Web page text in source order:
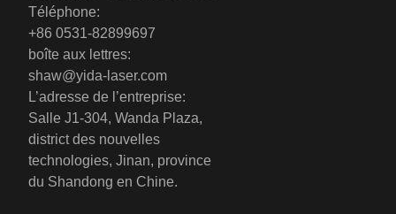
Téléphone:
+86 0531-82899697
boîte aux lettres:
shaw@yida-laser.com
L’adresse de l’entreprise:
Salle J1-304, Wanda Plaza,
district des nouvelles
technologies, Jinan, province
du Shandong en Chine.